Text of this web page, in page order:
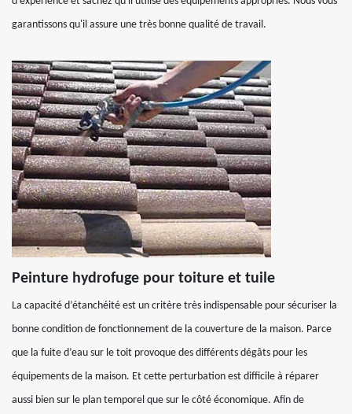
garantissons qu'il assure une très bonne qualité de travail.
Peinture hydrofuge pour toiture et tuile
La capacité d’étanchéité est un critère très indispensable pour sécuriser la
bonne condition de fonctionnement de la couverture de la maison. Parce
que la fuite d’eau sur le toit provoque des différents dégâts pour les
équipements de la maison. Et cette perturbation est difficile à réparer
aussi bien sur le plan temporel que sur le côté économique. Afin de